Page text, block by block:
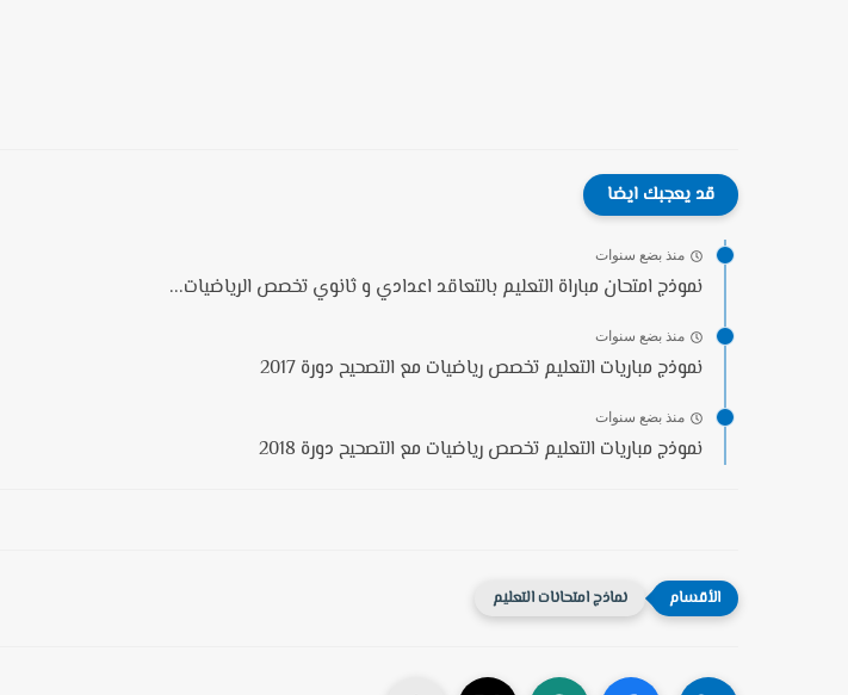
قد يعجبك ايضا
منذ بضع سنوات
نموذج امتحان مباراة التعليم بالتعاقد اعدادي و ثانوي تخصص الرياضيات...
منذ بضع سنوات
نموذج مباريات التعليم تخصص رياضيات مع التصحيح دورة 2017
منذ بضع سنوات
نموذج مباريات التعليم تخصص رياضيات مع التصحيح دورة 2018
نماذج امتحانات التعليم